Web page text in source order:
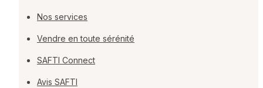
Nos services
Vendre en toute sérénité
SAFTI Connect
Avis SAFTI